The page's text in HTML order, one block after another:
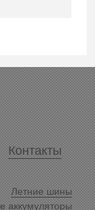
Контакты
Летние шины
аккумуляторы